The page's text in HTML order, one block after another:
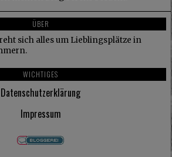
ÜBER
sich alles um Lieblingsplätze in
WICHTIGES
Datenschutzerklärung
Impressum